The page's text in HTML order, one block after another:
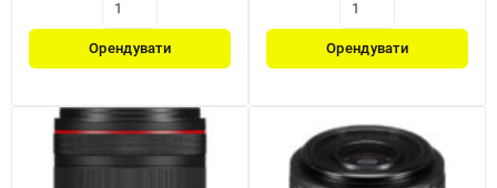
Орендувати Орендувати